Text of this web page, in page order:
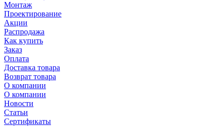
Монтаж
Проектирование
Акции
Распродажа
Как купить
Заказ
Оплата
Доставка товара
Возврат товара
О компании
О компании
Новости
Статьи
Сертификаты